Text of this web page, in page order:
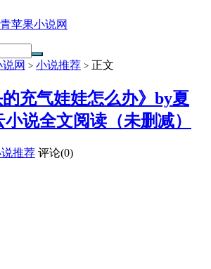
青苹果小说网
网 > 小说推荐 > 正文
的充气娃娃怎么办》by夏
说全文阅读（未删减）
推荐 评论(0)